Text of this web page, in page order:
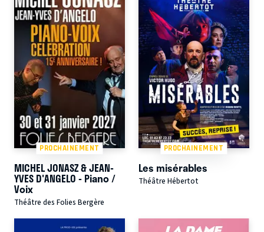
PROCHAINEMENT
MICHEL JONASZ & JEAN-
YVES D'ANGELO - Piano /
Voix
Théâtre des Folies Bergère
PROCHAINEMENT
Les misérables
Théâtre Hébertot